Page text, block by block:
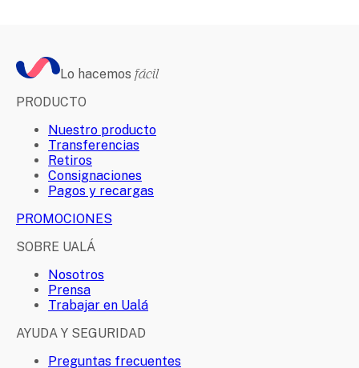
Lo hacemos fácil
PRODUCTO
Nuestro producto
Transferencias
Retiros
Consignaciones
Pagos y recargas
PROMOCIONES
SOBRE UALÁ
Nosotros
Prensa
Trabajar en Ualá
AYUDA Y SEGURIDAD
Preguntas frecuentes